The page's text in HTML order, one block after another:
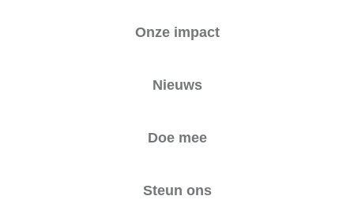
Onze impact
Nieuws
Doe mee
Steun ons